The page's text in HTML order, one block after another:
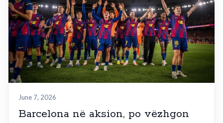
June 7, 2026
Barcelona në aksion, po vëzhgon